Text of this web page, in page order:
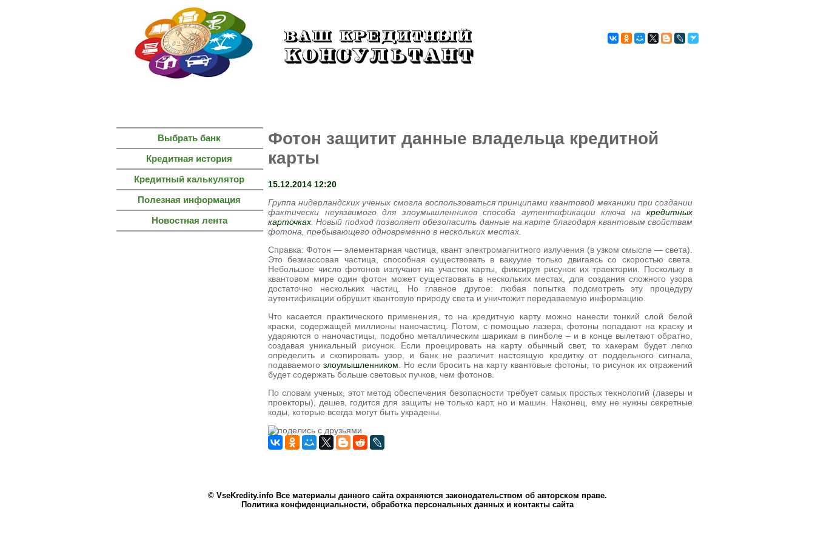
Выбрать банк
Кредитная история
Кредитный калькулятор
Полезная информация
Новостная лента
Фотон защитит данные владельца кредитной
карты
15.12.2014 12:20
Группа нидерландских ученых смогла воспользоваться принципами квантовой механики при создании
фактически неуязвимого для злоумышленников способа аутентификации ключа на кредитных
карточках . Новый подход позволяет обезопасить данные на карте благодаря квантовым свойствам
фотона, пребывающего одновременно в нескольких местах.
Справка: Фотон — элементарная частица, квант электромагнитного излучения (в узком смысле — света).
Это безмассовая частица, способная существовать в вакууме только двигаясь со скоростью света.
Небольшое число фотонов излучают на участок карты, фиксируя рисунок их траектории. Поскольку в
квантовом мире один фотон может существовать в нескольких местах, для создания сложного узора
достаточно нескольких частиц. Но главное другое: любая попытка подсмотреть эту процедуру
аутентификации обрушит квантовую природу света и уничтожит передаваемую информацию.
Что касается практического применения, то на кредитную карту можно нанести тонкий слой белой
краски, содержащей миллионы наночастиц. Потом, с помощью лазера, фотоны попадают на краску и
ударяются о наночастицы, подобно металлическим шарикам в пинболе – и в конце вылетают обратно,
создавая уникальный рисунок. Если проецировать на карту обычный свет, то хакерам будет легко
определить и скопировать узор, и банк не различит настоящую кредитку от поддельного сигнала,
подаваемого злоумышленником . Но если бросить на карту квантовые фотоны, то рисунок их отражений
будет содержать больше световых пучков, чем фотонов.
По словам ученых, этот метод обеспечения безопасности требует самых простых технологий (лазеры и
проекторы), дешев, годится для защиты не только карт, но и машин. Наконец, ему не нужны секретные
коды, которые всегда могут быть украдены.
© VseKredity.info Все материалы данного сайта охраняются законодательством об авторском праве.
Политика конфиденциальности, обработка персональных данных и контакты сайта